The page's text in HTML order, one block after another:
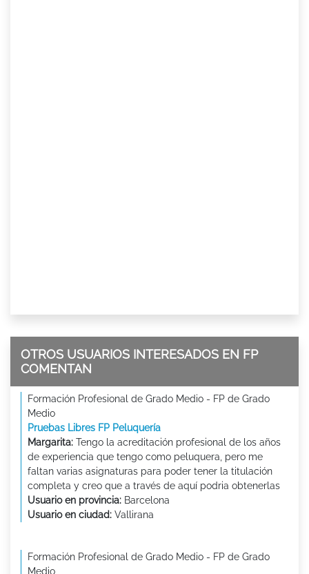
OTROS USUARIOS INTERESADOS EN FP
COMENTAN
Formación Profesional de Grado Medio - FP de Grado
Medio
Pruebas Libres FP Peluquería
Margarita: Tengo la acreditación profesional de los años
de experiencia que tengo como peluquera, pero me
faltan varias asignaturas para poder tener la titulación
completa y creo que a través de aquí podria obtenerlas
Usuario en provincia: Barcelona
Usuario en ciudad: Vallirana
Formación Profesional de Grado Medio - FP de Grado
Medio